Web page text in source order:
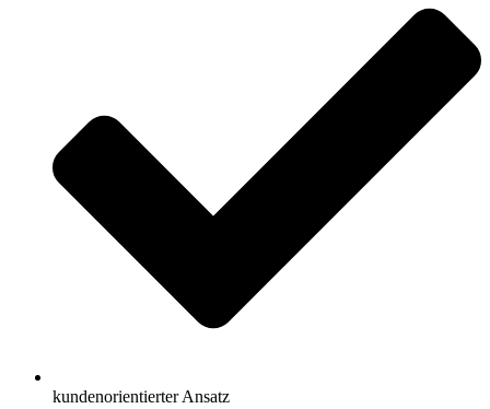
kundenorientierter Ansatz